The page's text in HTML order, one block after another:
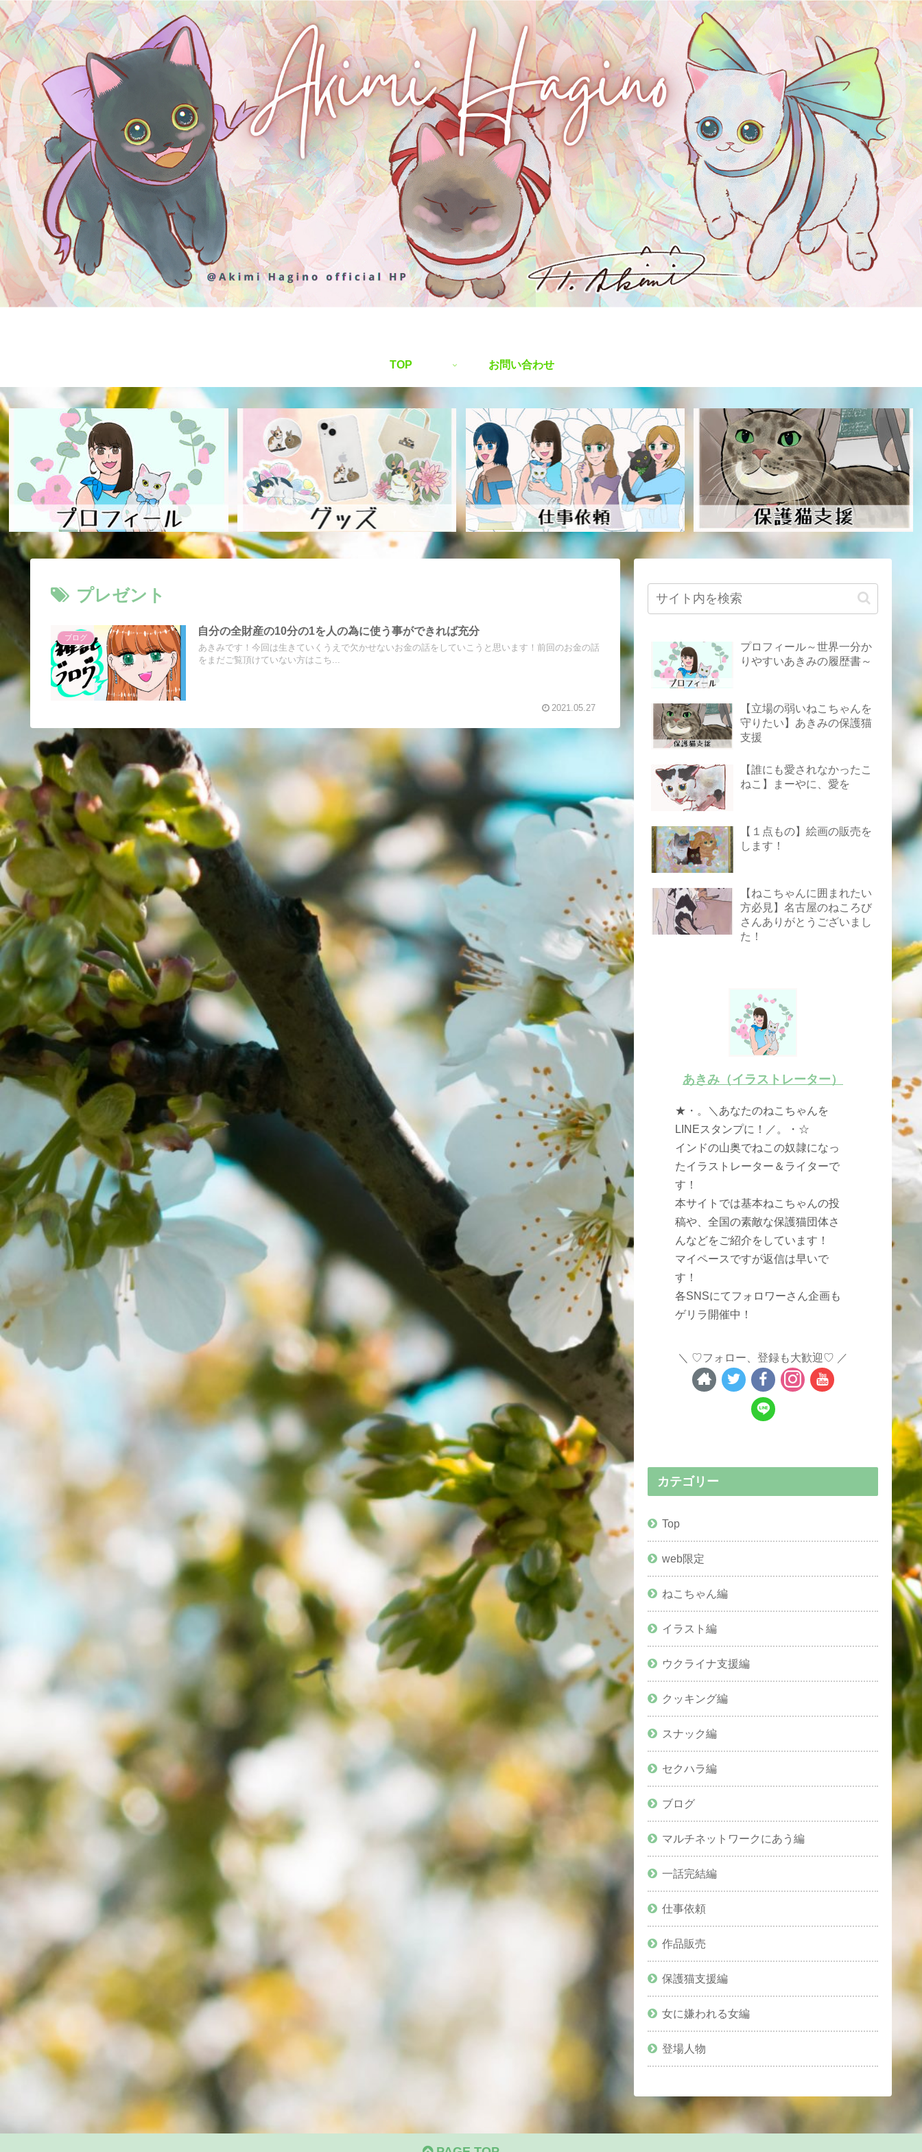
TOP お問い合わせ
プレゼント
ブログ
自分の全財産の10分の1を人の為に使う事ができれば充分
あきみです！今回は生きていくうえで欠かせないお金の話をしていこうと思います！前回のお金の話
をまだご覧頂けていない方はこち...
2021.05.27
プロフィール～世界一分か
りやすいあきみの履歴書～
【立場の弱いねこちゃんを
守りたい】あきみの保護猫
支援
【誰にも愛されなかったこ
ねこ】まーやに、愛を
【１点もの】絵画の販売を
します！
【ねこちゃんに囲まれたい
方必見】名古屋のねころび
さんありがとうございまし
た！
あきみ（イラストレーター）
★・。＼あなたのねこちゃんを
LINEスタンプに！／。・☆
インドの山奥でねこの奴隷になっ
たイラストレーター＆ライターで
す！
本サイトでは基本ねこちゃんの投
稿や、全国の素敵な保護猫団体さ
んなどをご紹介をしています！
マイペースですが返信は早いで
す！
各SNSにてフォロワーさん企画も
ゲリラ開催中！
♡フォロー、登録も大歓迎♡
カテゴリー
Top
web限定
ねこちゃん編
イラスト編
ウクライナ支援編
クッキング編
スナック編
セクハラ編
ブログ
マルチネットワークにあう編
一話完結編
仕事依頼
作品販売
保護猫支援編
女に嫌われる女編
登場人物